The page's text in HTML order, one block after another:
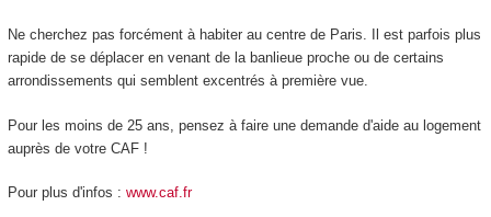
Ne cherchez pas forcément à habiter au centre de Paris. Il est parfois plus
rapide de se déplacer en venant de la banlieue proche ou de certains
arrondissements qui semblent excentrés à première vue.
Pour les moins de 25 ans, pensez à faire une demande d'aide au logement
auprès de votre CAF !
Pour plus d'infos : www.caf.fr